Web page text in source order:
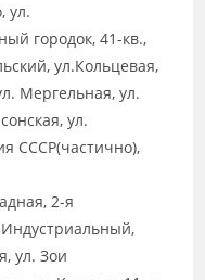
ул.
городок, 41-кв.,
ул.Кольцевая,
Мергельная, ул.
ул.
СССР(частично),
2-я
ул. Зои